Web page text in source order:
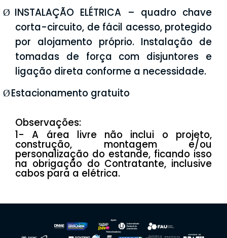
Ø INSTALAÇÃO ELÉTRICA – quadro chave
corta-circuito, de fácil acesso, protegido
por alojamento próprio. Instalação de
tomadas de força com disjuntores e
ligação direta conforme a necessidade.
ØEstacionamento gratuito
Observações:
1- A área livre não inclui o projeto,
construção, montagem e/ou
personalização do estande, ficando isso
na obrigação do Contratante, inclusive
cabos para a elétrica.